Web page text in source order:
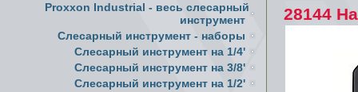
Proxxon Industrial - весь слесарный
инструмент
Слесарный инструмент - наборы
Слесарный инструмент на 1/4'
Слесарный инструмент на 3/8'
Слесарный инструмент на 1/2'
28144